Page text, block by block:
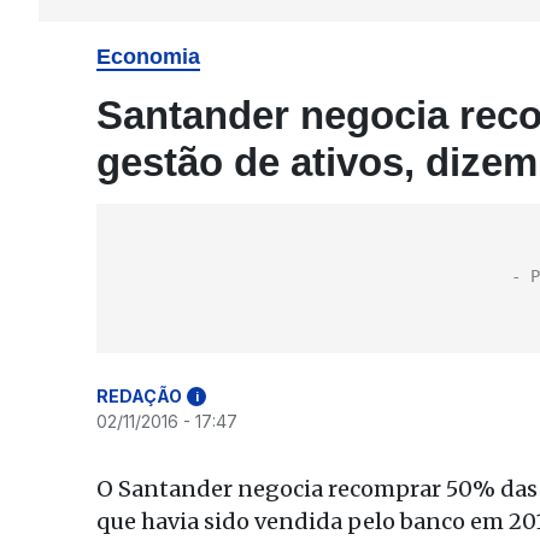
Economia
Santander negocia
gestão de ativos,
REDAÇÃO i
02/11/2016 - 17:47
O Santander negocia recomprar 50%
que havia sido vendida pelo banco em